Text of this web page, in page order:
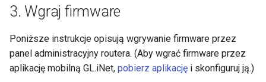
GL-S200
GL-S20
GL-S10
Jak rozwiazac konflikt
podsieci
Zezwol na dostep do WAN,
gdy klient VPN jest wlaczony
Skieruj DNS klienta VPN do
nadrzednego DNS serwera
3. Wgraj firmware
Poniższe instrukcje opisują wgrywanie firmware przez
panel administracyjny routera. (Aby wgrać firmware przez
aplikację mobilną GL.iNet, pobierz aplikację i skonfiguruj ją.)